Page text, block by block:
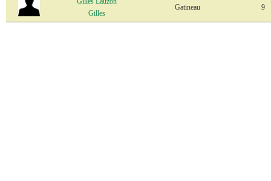
Gilles
Gatineau 9